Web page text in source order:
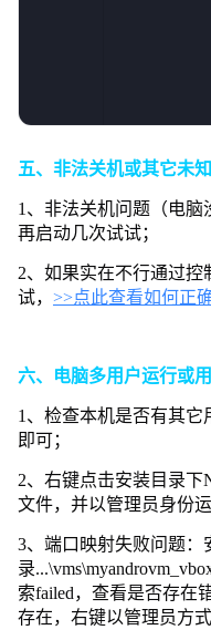
五、非法关机或其它未
1、非法关机问题（电
再启动几次试试；
2、如果实在不行通过
试， >>点此查看如何正
六、电脑多用户运行或
1、检查本机是否有其它
即可；
2、右键点击安装目录下
文件，并以管理员身份
3、端口映射失败问题：
录
索failed，查看是否存在
存在，右键以管理员方